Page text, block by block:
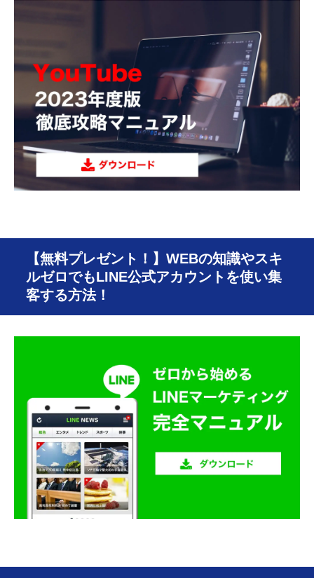
【無料プレゼント！】WEBの知識やスキ
ルゼロでもLINE公式アカウントを使い集
客する方法！